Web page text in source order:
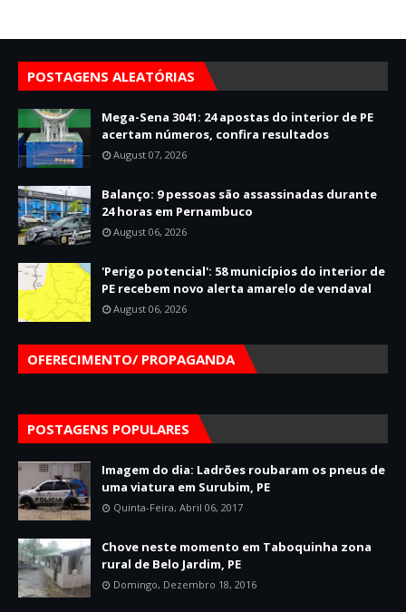
POSTAGENS ALEATÓRIAS
Mega-Sena 3041: 24 apostas do interior de PE
acertam números, confira resultados
August 07, 2026
Balanço: 9 pessoas são assassinadas durante
24 horas em Pernambuco
August 06, 2026
'Perigo potencial': 58 municípios do interior de
PE recebem novo alerta amarelo de vendaval
August 06, 2026
OFERECIMENTO/ PROPAGANDA
POSTAGENS POPULARES
Imagem do dia: Ladrões roubaram os pneus de
uma viatura em Surubim, PE
Quinta-Feira, Abril 06, 2017
Chove neste momento em Taboquinha zona
rural de Belo Jardim, PE
Domingo, Dezembro 18, 2016